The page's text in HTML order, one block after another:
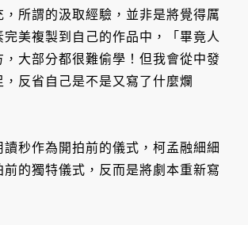
，所謂的汲取經驗，並非是將覺得厲
完美複製到自己的作品中，「畢竟人
，大部分都很難偷學！但我會從中發
反省自己是不是又寫了什麼爛
讀秒作為開拍前的儀式，柯孟融細細
前的獨特儀式，反而是將劇本重新寫